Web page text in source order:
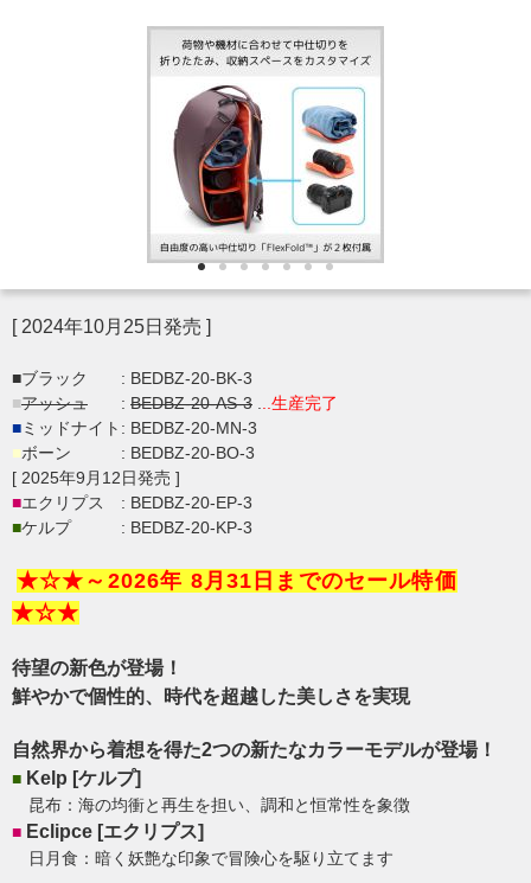
[ 2024年10月25日発売 ]
■ブラック : BEDBZ-20-BK-3
■アッシュ : BEDBZ-20-AS-3
..生産完了
■ミッドナイト: BEDBZ-20-MN-3
■ボーン : BEDBZ-20-BO-3
[ 2025年9月12日発売 ]
■エクリプス : BEDBZ-20-EP-3
■ケルプ : BEDBZ-20-KP-3
★☆★～2026年 8月31日までのセール特価
★☆★
待望の新色が登場！
鮮やかで個性的、時代を超越した美しさを実現
自然界から着想を得た2つの新たなカラーモデルが登場！
■ Kelp [ケルプ]
昆布：海の均衝と再生を担い、調和と恒常性を象徴
■ Eclipce [​エクリプス]
日月食：暗く妖艶な印象で冒険心を駆り立てます